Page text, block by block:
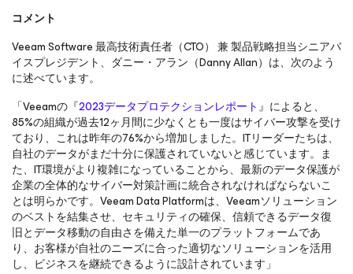
コメント
Veeam Software 最高技術責任者（CTO） 兼 製品戦略担当シニアバ
イスプレジデント、ダニー・アラン（Danny Allan）は、次のよう
に述べています。
「Veeamの『2023データプロテクションレポート』によると、
85%の組織が過去12ヶ月間に少なくとも一度はサイバー攻撃を受け
ており、これは昨年の76%から増加しました。ITリーダーたちは、
自社のデータがまだ十分に保護されていないと感じています。ま
た、IT環境がより複雑になっていることから、最新のデータ保護が
企業の全体的なサイバー対策計画に統合されなければならないこ
とは明らかです。Veeam Data Platformは、Veeamソリューション
のベストを結集させ、セキュリティの確保、信頼できるデータ復
旧とデータ移動の自由さを備えた単一のプラットフォームであ
り、お客様が自社のニーズに合った適切なソリューションを活用
し、ビジネスを継続できるように設計されています」